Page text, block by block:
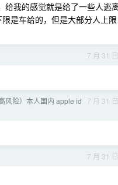
给我的感觉就是给了一些人逃
是车给的，但是大部分人上限
7 月 31 日
7 月 31 日
风险）本人国内 apple id
7 月 31 日